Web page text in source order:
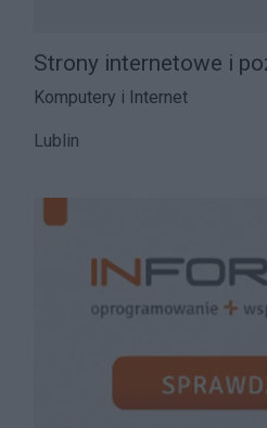
Strony internetowe i
Komputery i Internet
Lublin